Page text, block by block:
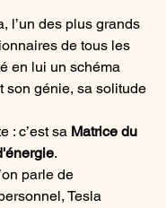
l’un des plus grands
de tous les
en lui un schéma
son génie, sa solitude
: c’est sa Matrice du
.
parle de
Tesla